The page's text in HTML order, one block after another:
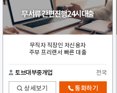
무서류 간편진행24시대출
무직자 직장인 저신용자
주부 프리랜서 빠른 대출
토브대부중개업 전국
상세보기 통화하기